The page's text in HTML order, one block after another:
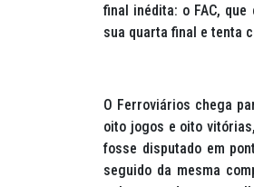
final inédita: o FAC,
sua quarta final e tenta
O Ferroviários chega
oito jogos e oito
fosse disputado em
seguido da mesma